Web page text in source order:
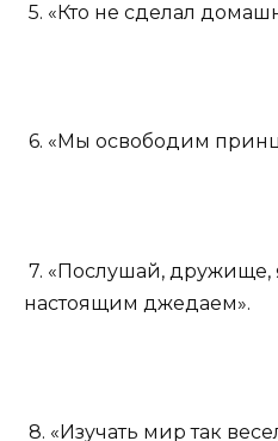
5. «Кто не сделал
6. «Мы освободим
7. «Послушай, дружище,
настоящим джедаем».
8. «Изучать мир так